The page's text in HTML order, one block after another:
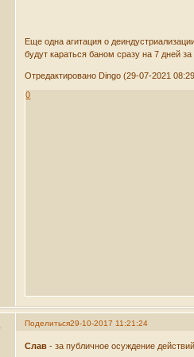
Еще одна агитация о
будут караться баном сразу на 7 дней
Отредактировано Dingo (29-07-2021
0
Поделиться29-10-2017 11:21:24
Слав- за публичное осуждение